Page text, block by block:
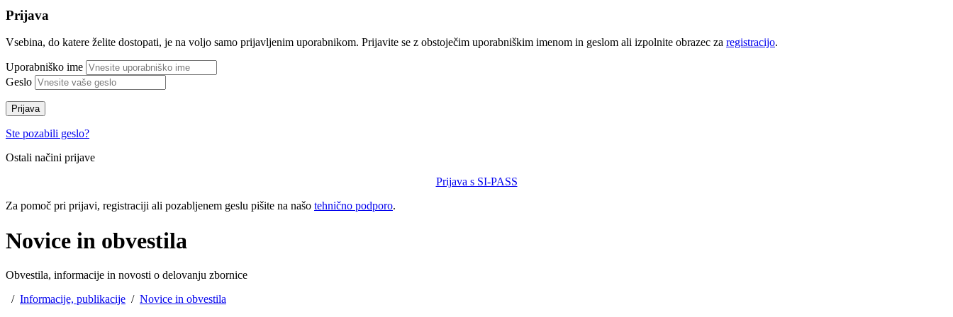
Prijava
Vsebina, do katere želite dostopati, je na voljo samo prijavljenim uporabnikom. Prijavite se z obstoječim uporabniškim imenom in geslom ali izpolnite obrazec za registracijo.
Uporabniško ime
Geslo
Prijava
Ste pozabili geslo?
Ostali načini prijave
Prijava s SI-PASS
Za pomoč pri prijavi, registraciji ali pozabljenem geslu pišite na našo tehnično podporo.
Novice in obvestila
Obvestila, informacije in novosti o delovanju zbornice
/ Informacije, publikacije / Novice in obvestila